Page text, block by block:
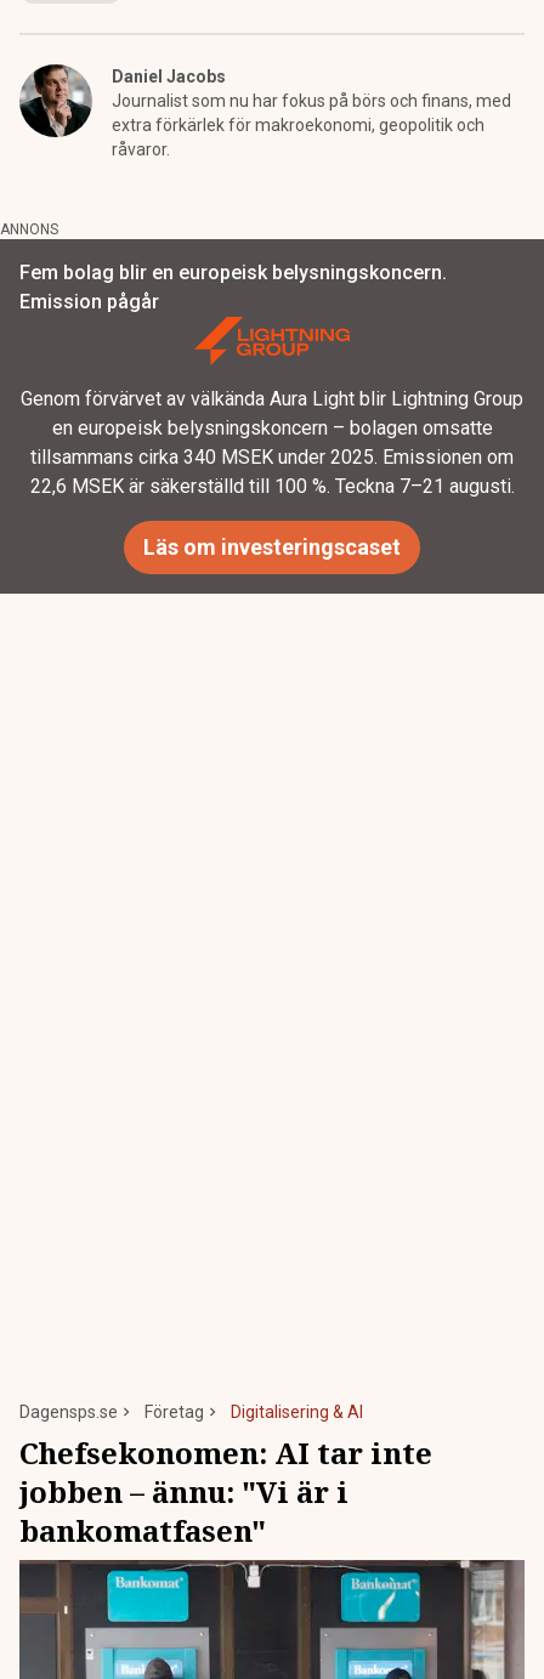
Daniel Jacobs
Journalist som nu har fokus på börs och finans, med
extra förkärlek för makroekonomi, geopolitik och
råvaror.
ANNONS
Fem bolag blir en europeisk belysningskoncern.
Emission pågår
Genom förvärvet av välkända Aura Light blir Lightning Group
en europeisk belysningskoncern – bolagen omsatte
tillsammans cirka 340 MSEK under 2025. Emissionen om
22,6 MSEK är säkerställd till 100 %. Teckna 7–21 augusti.
Läs om investeringscaset
Dagensps.se Företag Digitalisering & AI
Chefsekonomen: AI tar inte
jobben – ännu: "Vi är i
bankomatfasen"